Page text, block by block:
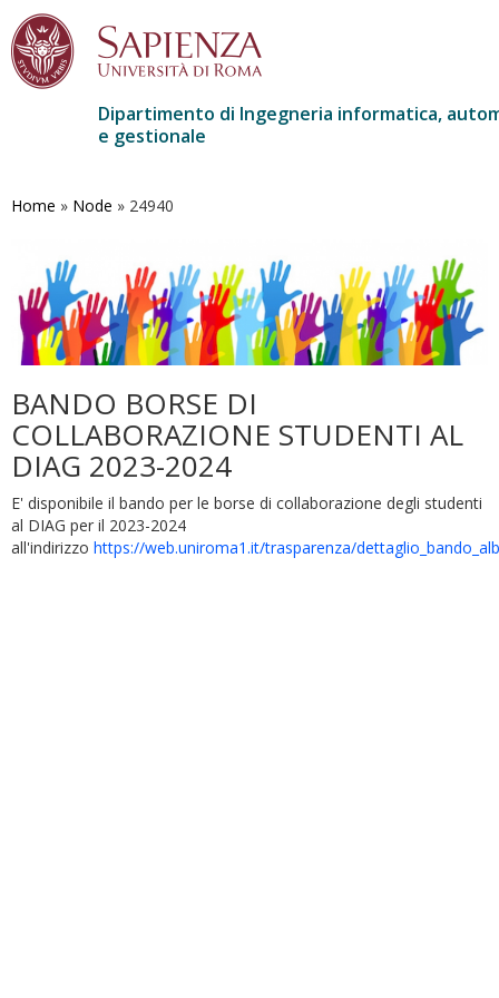
contenuto
Dipartimento di Ingegneria informatica,
e gestionale
Home » Node » 24940
BANDO BORSE DI
COLLABORAZIONE STUDENTI AL
DIAG 2023-2024
E' disponibile il bando per le borse di collaborazione degli studenti
al DIAG per il 2023-2024
all'indirizzo https://web.uniroma1.it/trasparenza/